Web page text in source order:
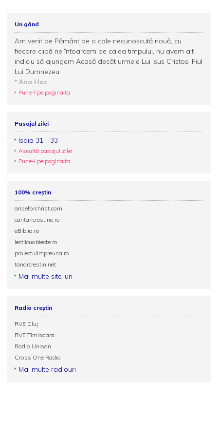
Un gând
Am venit pe Pământ pe o cale necunoscută nouă, cu
fiecare clipă ne întoarcem pe calea timpului, nu avem alt
indiciu să ajungem Acasă decât urmele Lui Isus Cristos, Fiul
Lui Dumnezeu.
Ana Haz
Pune-l pe pagina ta
Pasajul zilei
Isaia 31 - 33
Ascultă pasajul zilei
Pune-l pe pagina ta
100% creștin
ariseforchrist.com
cantaricrestine.ro
eBiblia.ro
lectiicuobiecte.ro
proiectulimpreuna.ro
tanarcrestin.net
Mai multe site-uri
Radio creștin
RVE Cluj
RVE Timisoara
Radio Unison
Cross One Radio
Mai multe radiouri